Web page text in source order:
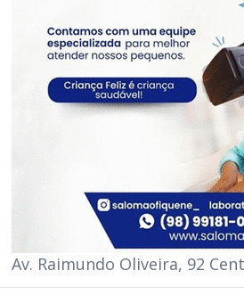
Av. Raimundo Oliveira, 92